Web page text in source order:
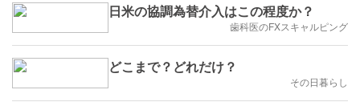
語看板が・・知らなかったのですが「一
般車両」は自転車も含むのです・区長経
由雇用会社に申し入れ～解決しましたが
年寄りの散歩姿は無くなりました！
日米の協調為替介入はこの程度か？
歯科医のFXスキャルピング
どこまで？どれだけ？
その日暮らし